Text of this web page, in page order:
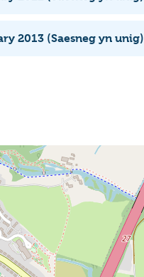
2013 (Saesneg yn unig)